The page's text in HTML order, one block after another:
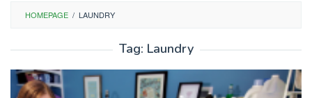
HOMEPAGE / LAUNDRY
Tag: Laundry